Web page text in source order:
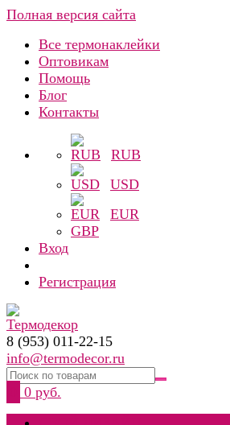
Полная версия сайта
Все термонаклейки
Оптовикам
Помощь
Блог
Контакты
RUB
USD
EUR
GBP
Вход
Регистрация
8 (953) 011-22-15
info@termodecor.ru
0 руб.